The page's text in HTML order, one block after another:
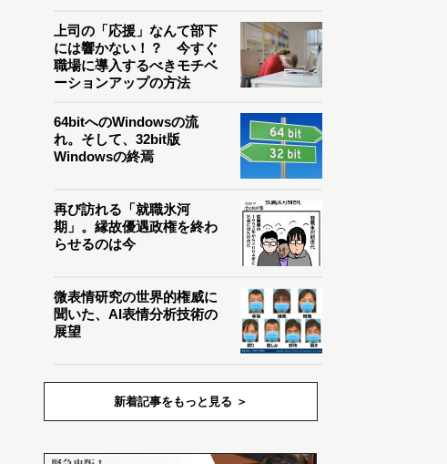
上司の「応援」なんて部下
には響かない！？ 今すぐ
職場に導入するべきモチベ
ーションアップの方法
64bitへのWindowsの流
れ。そして、32bit版
Windowsの終焉
再び訪れる「就職氷河
期」。縁故優遇政権を終わ
らせるのは今
微表情研究の世界的権威に
聞いた、AI表情分析技術の
展望
新着記事をもっと見る